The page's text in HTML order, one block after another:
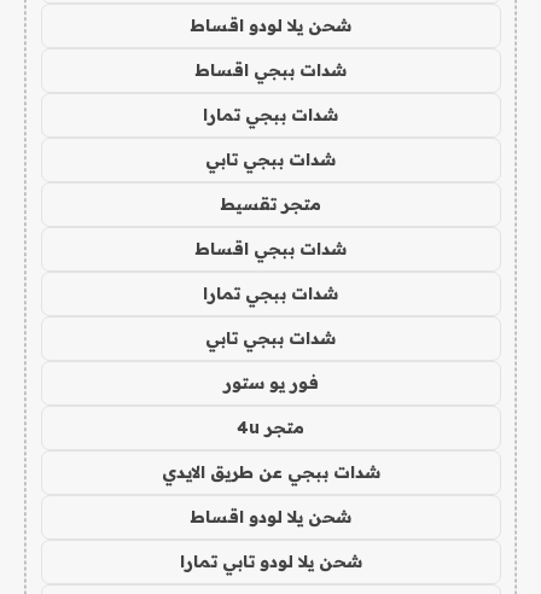
شحن يلا لودو اقساط
شدات ببجي اقساط
شدات ببجي تمارا
شدات ببجي تابي
متجر تقسيط
شدات ببجي اقساط
شدات ببجي تمارا
شدات ببجي تابي
فور يو ستور
متجر 4u
شدات ببجي عن طريق الايدي
شحن يلا لودو اقساط
شحن يلا لودو تابي تمارا